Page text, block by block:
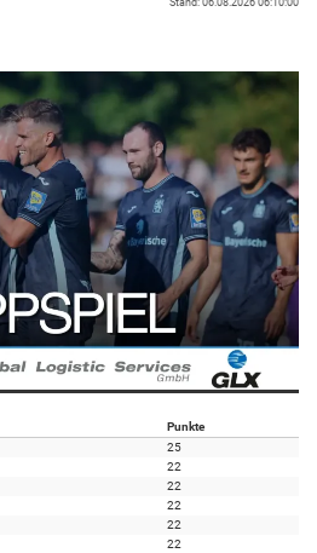
Stand: 06.08.2026 06:10:00
Punkte
25
22
22
22
22
22